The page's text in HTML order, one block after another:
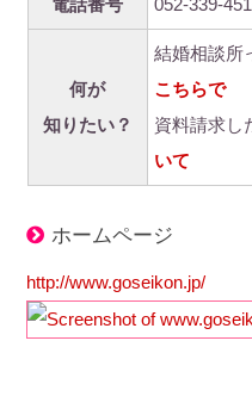
電話番号 052-339-
何が
知りたい？
結婚相談所
こちらで
資料請求し
いて
ホームページ
http://www.goseikon.jp/